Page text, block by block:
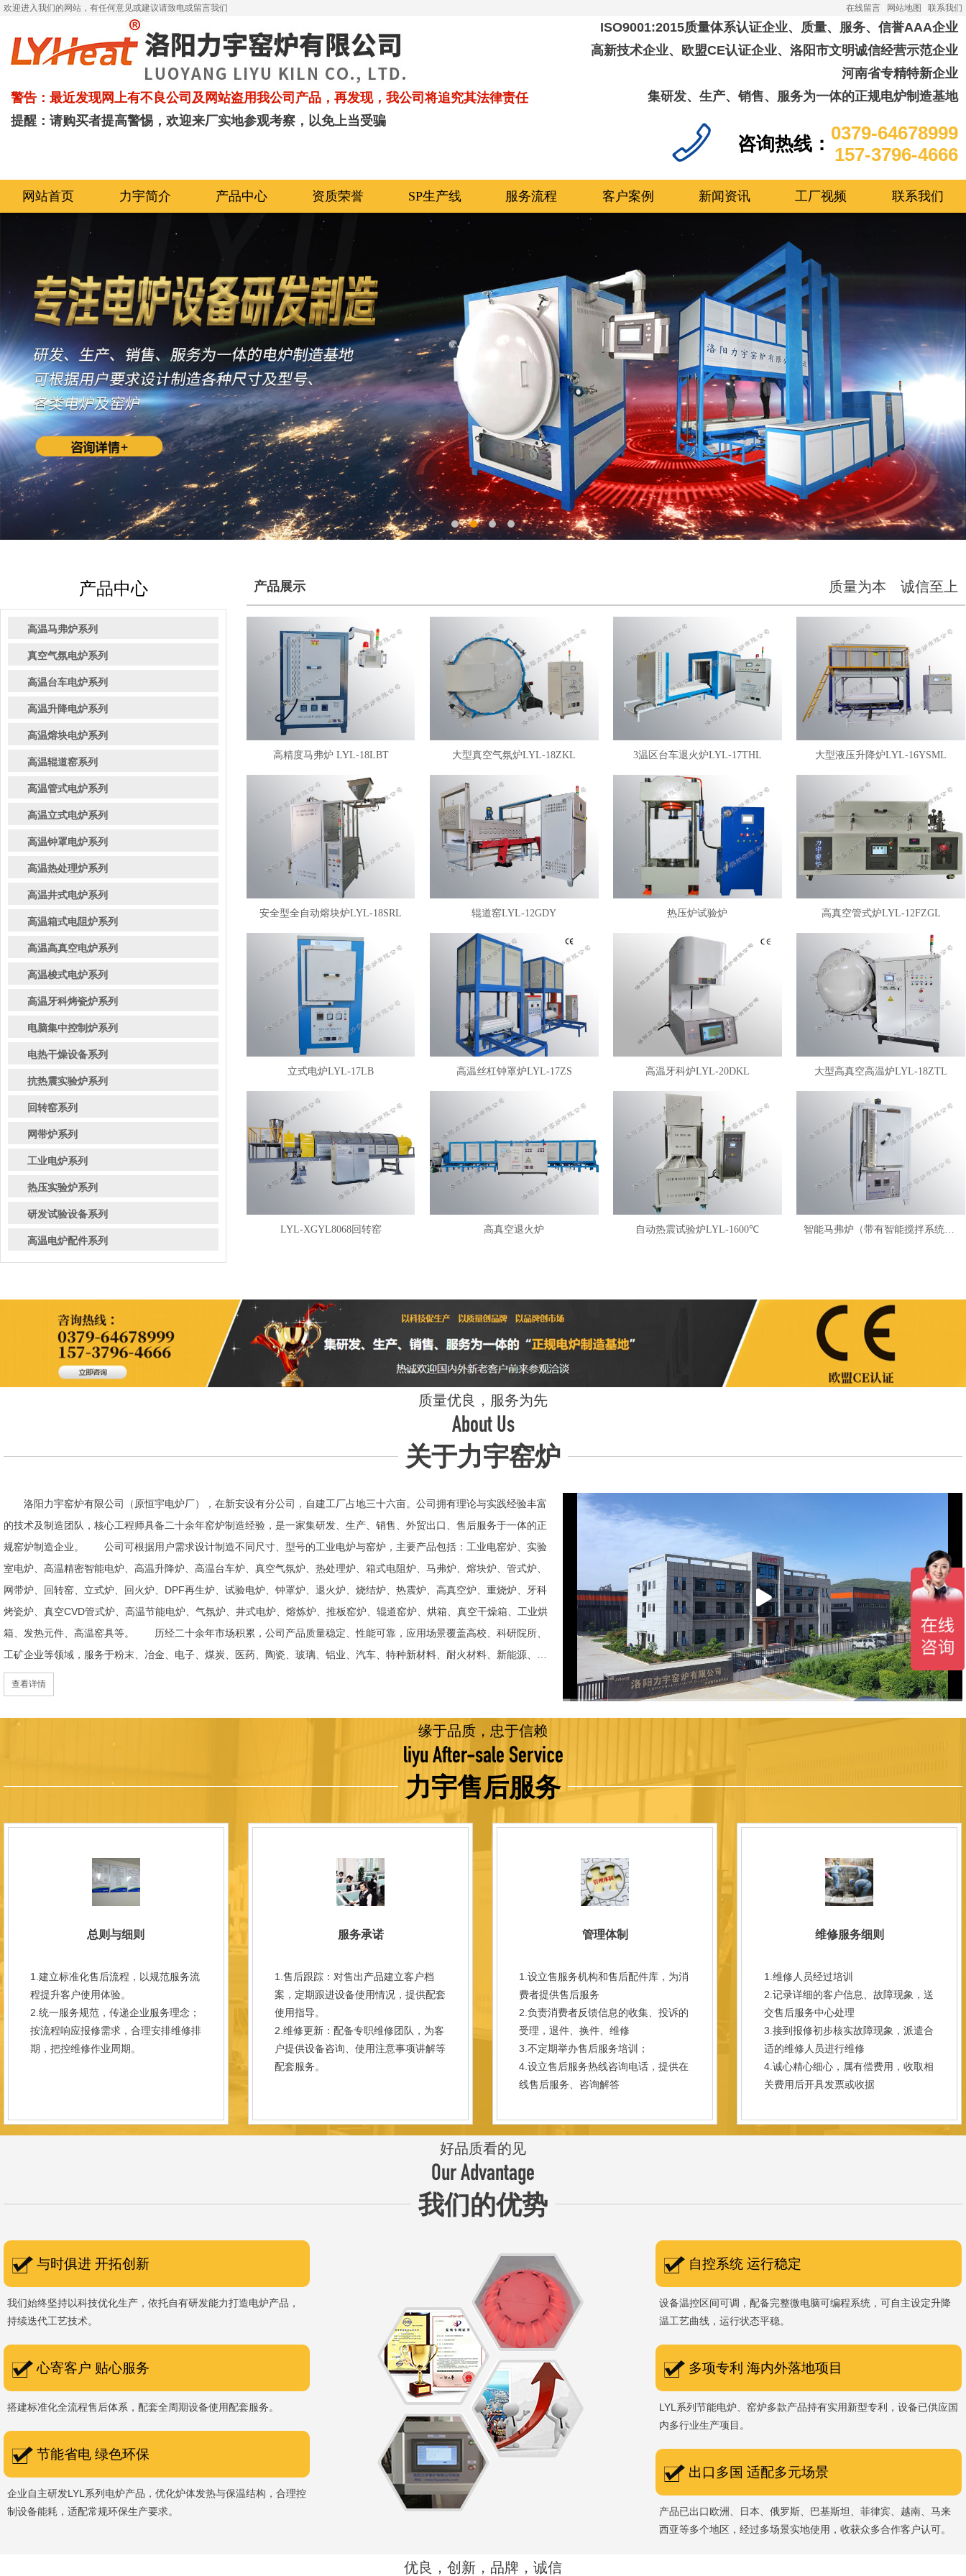
欢迎进入我们的网站，有任何意见或建议请致电或留言我们 在线留言 网站地图 联系我们
警告：最近发现网上有不良公司及网站盗用我公司产品，再发现，我公司将追究其法律责任
提醒：请购买者提高警惕，欢迎来厂实地参观考察，以免上当受骗
ISO9001:2015质量体系认证企业、质量、服务、信誉AAA企业
高新技术企业、欧盟CE认证企业、洛阳市文明诚信经营示范企业
河南省专精特新企业
集研发、生产、销售、服务为一体的正规电炉制造基地
咨询热线： 0379-64678999
157-3796-4666
网站首页 力宇简介 产品中心 资质荣誉 SP生产线 服务流程 客户案例 新闻资讯 工厂视频 联系我们
产品中心
高温马弗炉系列
真空气氛电炉系列
高温台车电炉系列
高温升降电炉系列
高温熔块电炉系列
高温辊道窑系列
高温管式电炉系列
高温立式电炉系列
高温钟罩电炉系列
高温热处理炉系列
高温井式电炉系列
高温箱式电阻炉系列
高温高真空电炉系列
高温梭式电炉系列
高温牙科烤瓷炉系列
电脑集中控制炉系列
电热干燥设备系列
抗热震实验炉系列
回转窑系列
网带炉系列
工业电炉系列
热压实验炉系列
研发试验设备系列
高温电炉配件系列
产品展示 质量为本 诚信至上
高精度马弗炉 LYL-18LBT 大型真空气氛炉LYL-18ZKL 3温区台车退火炉LYL-17THL 大型液压升降炉LYL-16YSML
安全型全自动熔块炉LYL-18SRL 辊道窑LYL-12GDY 热压炉试验炉 高真空管式炉LYL-12FZGL
立式电炉LYL-17LB 高温丝杠钟罩炉LYL-17ZS 高温牙科炉LYL-20DKL 大型高真空高温炉LYL-18ZTL
LYL-XGYL8068回转窑 高真空退火炉 自动热震试验炉LYL-1600℃ 智能马弗炉（带有智能搅拌系统）LYL-FANM
质量优良，服务为先
About Us
关于力宇窑炉
洛阳力宇窑炉有限公司（原恒宇电炉厂），在新安设有分公司，自建工厂占地三十六亩。公司拥有理论与实践经验丰富
的技术及制造团队，核心工程师具备二十余年窑炉制造经验，是一家集研发、生产、销售、外贸出口、售后服务于一体的正
规窑炉制造企业。 公司可根据用户需求设计制造不同尺寸、型号的工业电炉与窑炉，主要产品包括：工业电窑炉、实验
室电炉、高温精密智能电炉、高温升降炉、高温台车炉、真空气氛炉、热处理炉、箱式电阻炉、马弗炉、熔块炉、管式炉、
网带炉、回转窑、立式炉、回火炉、DPF再生炉、试验电炉、钟罩炉、退火炉、烧结炉、热震炉、高真空炉、重烧炉、牙科
烤瓷炉、真空CVD管式炉、高温节能电炉、气氛炉、井式电炉、熔炼炉、推板窑炉、辊道窑炉、烘箱、真空干燥箱、工业烘
箱、发热元件、高温窑具等。 历经二十余年市场积累，公司产品质量稳定、性能可靠，应用场景覆盖高校、科研院所、
工矿企业等领域，服务于粉末、冶金、电子、煤炭、医药、陶瓷、玻璃、铝业、汽车、特种新材料、耐火材料、新能源、航
天航空、化工、金属烧结及金属热处理等行业，产品覆盖国内多省市，并出口至海外多个国家和地区。 近年来，公司通
过理念更新、体制机制优化与科技创新，于2015年通过ISO 9001:2015质量管理体系认证，主营业务收入保持稳步增长，国
内市场份额稳步提升，并获得质量诚信AAA 级企业荣誉证书。 在产品技术方面，公司坚持精益求精、持续创新，自主
研发LYL系列节能精密型智能化电炉、窑炉产品，多项产品通过相关权威认证。产品具备升温快、节能效果显著、温控精
准、智能自动化程度高、运行稳定、保温性能优良、全程电脑控制、可编程自动升降温及保温、炉体表面温度接近室温等特
点；产品安全方面，已通过欧盟CE认证。 公司凭借技术积累与产品优势，获得多项官方资质认定：高新 技术企业、科
技型中小企业、洛阳市企业研发中心（证书编号：202207080）、河南省专精特新企业。 我们坚持以科技促生产，
以质量创品牌，以品牌创市场的战略发展，实现科学化管理，我们以质量保证，服务完善，信誉良好的原则。 热诚欢迎
查看详情
缘于品质，忠于信赖
liyu After-sale Service
力宇售后服务
总则与细则
1.建立标准化售后流程，以规范服务流
程提升客户使用体验。
2.统一服务规范，传递企业服务理念；
按流程响应报修需求，合理安排维修排
期，把控维修作业周期。
服务承诺
1.售后跟踪：对售出产品建立客户档
案，定期跟进设备使用情况，提供配套
使用指导。
2.维修更新：配备专职维修团队，为客
户提供设备咨询、使用注意事项讲解等
配套服务。
管理体制
1.设立售服务机构和售后配件库，为消
费者提供售后服务
2.负责消费者反馈信息的收集、投诉的
受理，退件、换件、维修
3.不定期举办售后服务培训；
4.设立售后服务热线咨询电话，提供在
线售后服务、咨询解答
维修服务细则
1.维修人员经过培训
2.记录详细的客户信息、故障现象，送
交售后服务中心处理
3.接到报修初步核实故障现象，派遣合
适的维修人员进行维修
4.诚心精心细心，属有偿费用，收取相
关费用后开具发票或收据
好品质看的见
Our Advantage
我们的优势
与时俱进 开拓创新
我们始终坚持以科技优化生产，依托自有研发能力打造电炉产品，
持续迭代工艺技术。
心寄客户 贴心服务
搭建标准化全流程售后体系，配套全周期设备使用配套服务。
节能省电 绿色环保
企业自主研发LYL系列电炉产品，优化炉体发热与保温结构，合理控
制设备能耗，适配常规环保生产要求。
自控系统 运行稳定
设备温控区间可调，配备完整微电脑可编程系统，可自主设定升降
温工艺曲线，运行状态平稳。
多项专利 海内外落地项目
LYL系列节能电炉、窑炉多款产品持有实用新型专利，设备已供应国
内多行业生产项目。
出口多国 适配多元场景
产品已出口欧洲、日本、俄罗斯、巴基斯坦、菲律宾、越南、马来
西亚等多个地区，经过多场景实地使用，收获众多合作客户认可。
优良，创新，品牌，诚信